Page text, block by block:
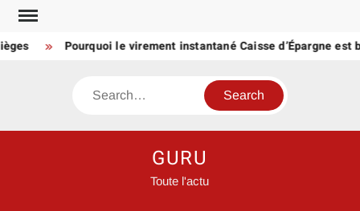
Skip
content
Pourquoi le virement instantané Caisse d’Épargne est
Search
GURU
Toute l'actu